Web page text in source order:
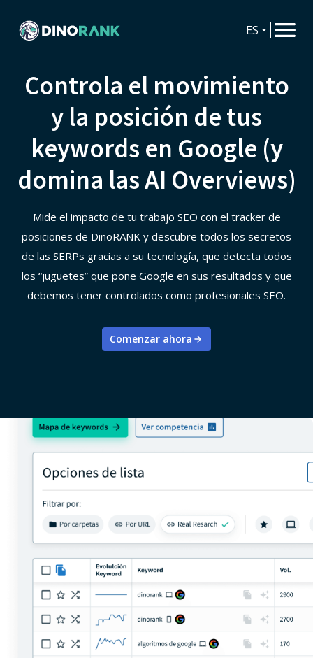
ES
Controla el movimiento
y la posición de tus
keywords en Google (y
domina las AI Overviews)
Mide el impacto de tu trabajo SEO con el tracker de
posiciones de DinoRANK y descubre todos los secretos
de las SERPs gracias a su tecnología, que detecta todos
los “juguetes” que pone Google en sus resultados y que
debemos tener controlados como profesionales SEO.
Comenzar ahora